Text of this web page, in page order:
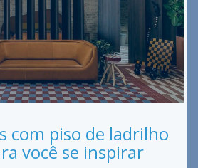
com piso de ladrilho
você se inspirar